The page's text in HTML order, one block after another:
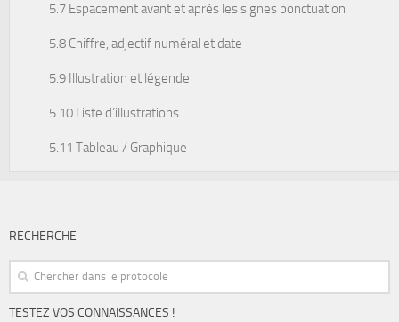
5.7 Espacement avant et après les signes ponctuation
5.8 Chiffre, adjectif numéral et date
5.9 Illustration et légende
5.10 Liste d’illustrations
5.11 Tableau / Graphique
RECHERCHE
TESTEZ VOS CONNAISSANCES !